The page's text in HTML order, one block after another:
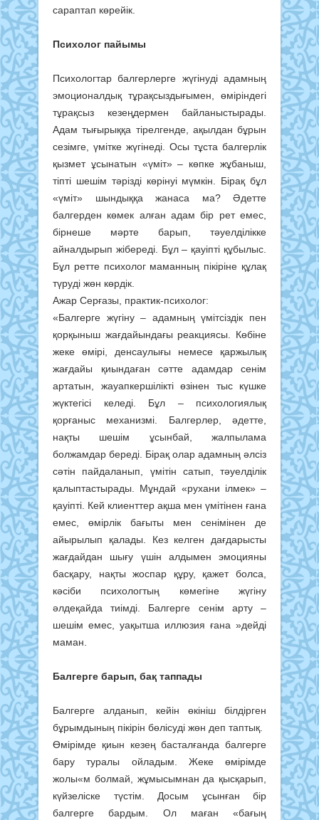
сараптап көрейік.
Психолог пайымы
Психологтар балгерлерге жүгінуді адамның
эмоционалдық тұрақсыздығымен, өміріндегі
тұрақсыз кезеңдермен байланыстырады.
Адам тығырыққа тірелгенде, ақылдан бұрын
сезімге, үмітке жүгінеді. Осы тұста балгерлік
қызмет ұсынатын «үміт» – көпке жұбаныш,
тіпті шешім тәрізді көрінуі мүмкін. Бірақ бұл
«үміт» шындыққа жанаса ма? Әдетте
балгерден көмек алған адам бір рет емес,
бірнеше мәрте барып, тәуелділікке
айналдырып жібереді. Бұл – қауіпті құбылыс.
Бұл ретте психолог маманның пікіріне құлақ
түруді жөн көрдік.
Ажар Серғазы, практик-психолог:
«Балгерге жүгіну – адамның үмітсіздік пен
қорқыныш жағдайындағы реакциясы. Көбіне
жеке өмірі, денсаулығы немесе қаржылық
жағдайы қиындаған сәтте адамдар сенім
артатын, жауапкершілікті өзінен тыс күшке
жүктегісі келеді. Бұл – психологиялық
қорғаныс механизмі. Балгерлер, әдетте,
нақты шешім ұсынбай, жалпылама
болжамдар береді. Бірақ олар адамның әлсіз
сәтін пайдаланып, үмітін сатып, тәуелділік
қалыптастырады. Мұндай «рухани ілмек» –
қауіпті. Кей клиенттер ақша мен үмітінен ғана
емес, өмірлік бағыты мен сенімінен де
айырылып қалады. Кез келген дағдарысты
жағдайдан шығу үшін алдымен эмоцияны
басқару, нақты жоспар құру, қажет болса,
кәсіби психологтың көмегіне жүгіну
әлдеқайда тиімді. Балгерге сенім арту –
шешім емес, уақытша иллюзия ғана »дейді
маман.
Балгерге барып, бақ таппады
Балгерге алданып, кейін өкініш білдірген
бұрымдының пікірін бөлісуді жөн деп таптық.
Өмірімде қиын кезең басталғанда балгерге
бару туралы ойладым. Жеке өмірімде
жолы«м болмай, жұмысымнан да қысқарып,
күйзеліске түстім. Досым ұсынған бір
балгерге бардым. Ол маған «бағың